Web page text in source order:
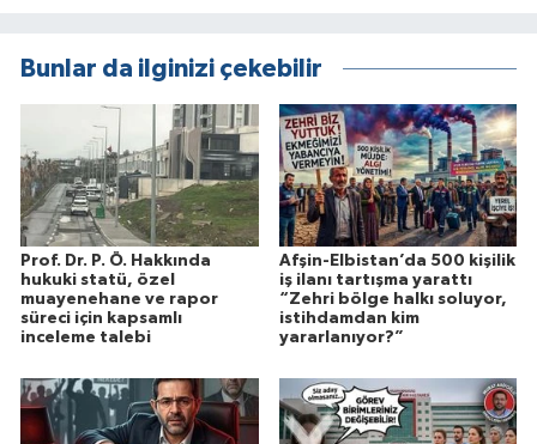
Bunlar da ilginizi çekebilir
Prof. Dr. P. Ö. Hakkında
hukuki statü, özel
muayenehane ve rapor
süreci için kapsamlı
inceleme talebi
Afşin-Elbistan’da 500 kişilik
iş ilanı tartışma yarattı
“Zehri bölge halkı soluyor,
istihdamdan kim
yararlanıyor?”